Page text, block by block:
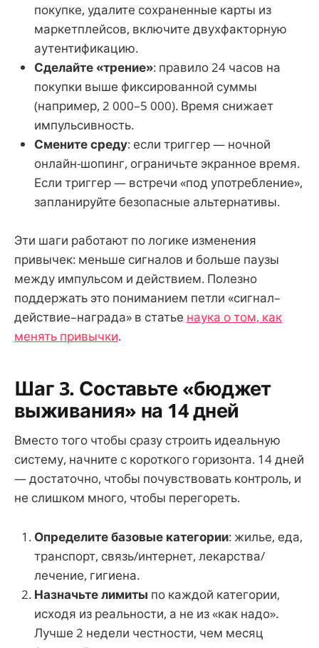
покупке, удалите сохраненные карты из
маркетплейсов, включите двухфакторную
аутентификацию.
Сделайте «трение»: правило 24 часов на
покупки выше фиксированной суммы
(например, 2 000–5 000). Время снижает
импульсивность.
Смените среду: если триггер — ночной
онлайн-шопинг, ограничьте экранное время.
Если триггер — встречи «под употребление»,
запланируйте безопасные альтернативы.
Эти шаги работают по логике изменения
привычек: меньше сигналов и больше паузы
между импульсом и действием. Полезно
поддержать это пониманием петли «сигнал–
действие–награда» в статье наука о том, как
менять привычки.
Шаг 3. Составьте «бюджет
выживания» на 14 дней
Вместо того чтобы сразу строить идеальную
систему, начните с короткого горизонта. 14 дней
— достаточно, чтобы почувствовать контроль, и
не слишком много, чтобы перегореть.
Определите базовые категории: жилье, еда,
транспорт, связь/интернет, лекарства/
лечение, гигиена.
Назначьте лимиты по каждой категории,
исходя из реальности, а не из «как надо».
Лучше 2 недели честности, чем месяц